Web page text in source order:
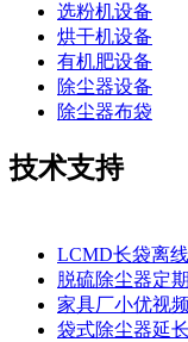
选粉机设备
烘干机设备
有机肥设备
除尘器设备
除尘器布袋
技术支持
LCMD长袋离
脱硫除尘器定
家具厂小优视
袋式除尘器延